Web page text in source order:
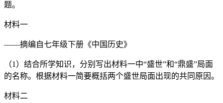
题。
材料一
——摘编自七年级下册《中国历史》
（1）结合所学知识，分别写出材料一中“盛世”和“鼎盛”局面
的名称。根据材料一简要概括两个盛世局面出现的共同原因。
材料二